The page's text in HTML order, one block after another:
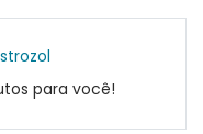
para você!